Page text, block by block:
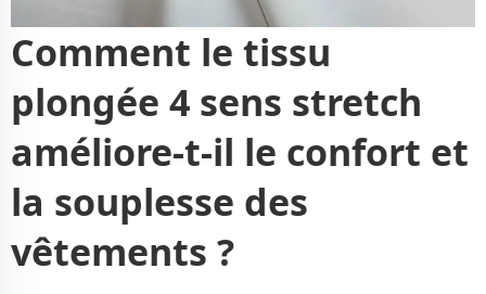
Comment le tissu
plongée 4 sens stretch
améliore-t-il le confort et
la souplesse des
vêtements ?